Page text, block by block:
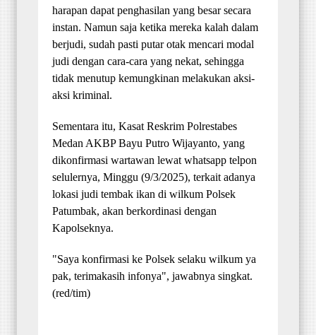
harapan dapat penghasilan yang besar secara
instan. Namun saja ketika mereka kalah dalam
berjudi, sudah pasti putar otak mencari modal
judi dengan cara-cara yang nekat, sehingga
tidak menutup kemungkinan melakukan aksi-
aksi kriminal.
Sementara itu, Kasat Reskrim Polrestabes
Medan AKBP Bayu Putro Wijayanto, yang
dikonfirmasi wartawan lewat whatsapp telpon
selulernya, Minggu (9/3/2025), terkait adanya
lokasi judi tembak ikan di wilkum Polsek
Patumbak, akan berkordinasi dengan
Kapolseknya.
"Saya konfirmasi ke Polsek selaku wilkum ya
pak, terimakasih infonya", jawabnya singkat.
(red/tim)